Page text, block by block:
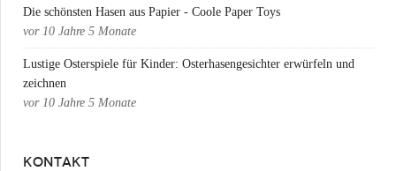
Die schönsten Hasen aus Papier - Coole Paper Toys
vor 10 Jahre 5 Monate
Lustige Osterspiele für Kinder: Osterhasengesichter erwürfeln und
zeichnen
vor 10 Jahre 5 Monate
KONTAKT